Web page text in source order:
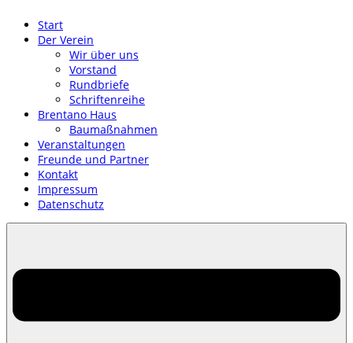
Start
Der Verein
Wir über uns
Vorstand
Rundbriefe
Schriftenreihe
Brentano Haus
Baumaßnahmen
Veranstaltungen
Freunde und Partner
Kontakt
Impressum
Datenschutz